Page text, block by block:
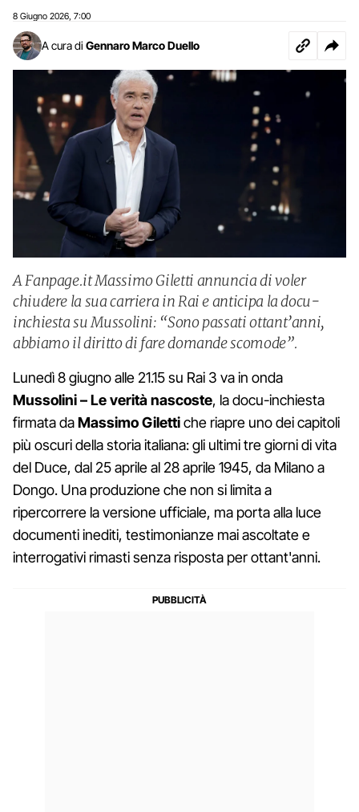
8 Giugno 2026 7:00
A cura di Gennaro Marco Duello
A Fanpage.it Massimo Giletti annuncia di voler
chiudere la sua carriera in Rai e anticipa la docu-
inchiesta su Mussolini: “Sono passati ottant’anni,
abbiamo il diritto di fare domande scomode”.
Lunedì 8 giugno alle 21.15 su Rai 3 va in onda
Mussolini – Le verità nascoste, la docu-inchiesta
firmata daMassimoGilettiche riapre uno dei capitoli
più oscuri della storia italiana: gli ultimi tre giorni di vita
del Duce, dal 25 aprile al 28 aprile 1945, da Milano a
Dongo. Una produzione che non si limita a
ripercorrere la versione ufficiale, ma porta alla luce
documenti inediti, testimonianze mai ascoltate e
interrogativi rimasti senza risposta per ottant'anni.